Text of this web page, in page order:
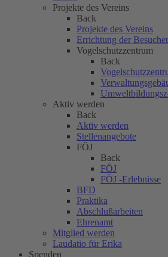
Projekte des Vereins
Back
Projekte des Vereins
Errichtung der
Vogelschutzzentrum
Back
Aktiv werden
Back
Aktiv werden
Stellenangebote
FÖJ
Back
FÖJ
FÖJ -Erlebnisse
BFD
Praktika
Abschlußarbeiten
Ehrenamt
Mitglied werden
Laudatio für Erika
Spenden